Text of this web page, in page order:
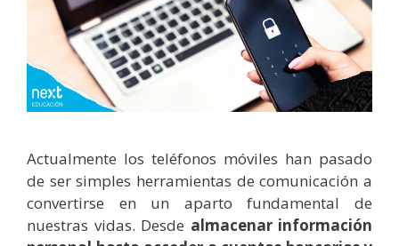
Actualmente los teléfonos móviles han pasado
de ser simples herramientas de comunicación a
convertirse en un aparto fundamental de
nuestras vidas. Desde almacenar información